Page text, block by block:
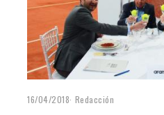
16/04/2018 Redacción